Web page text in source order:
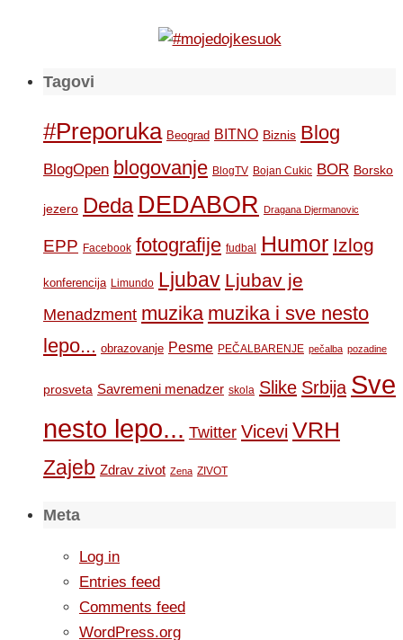
Tagovi
#Preporuka Beograd BITNO Biznis Blog
BlogOpen blogovanje BlogTV Bojan Cukic BOR Borsko
jezero Deda DEDABOR Dragana Djermanovic
EPP Facebook fotografije fudbal Humor Izlog
konferencija Limundo Ljubav Ljubav je
Menadzment muzika muzika i sve nesto
lepo... obrazovanje Pesme PEČALBARENJE pečalba pozadine
prosveta Savremeni menadzer skola Slike Srbija Sve
nesto lepo... Twitter Vicevi VRH
Zajeb Zdrav zivot Zena ZIVOT
Meta
Log in
Entries feed
Comments feed
WordPress.org